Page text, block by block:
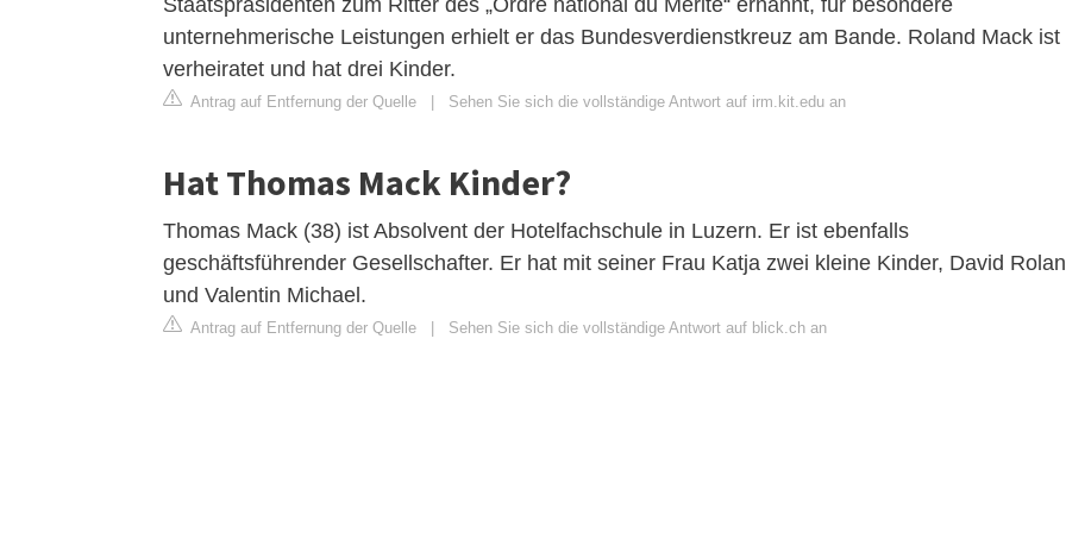
unternehmerische Leistungen erhielt er das Bundesverdienstkreuz am Bande. Roland Mack ist
verheiratet und hat drei Kinder.
Antrag auf Entfernung der Quelle | Sehen Sie sich die vollständige Antwort auf irm.kit.edu an
Hat Thomas Mack Kinder?
Thomas Mack (38) ist Absolvent der Hotelfachschule in Luzern. Er ist ebenfalls
geschäftsführender Gesellschafter. Er hat mit seiner Frau Katja zwei kleine Kinder, David
und Valentin Michael.
Antrag auf Entfernung der Quelle | Sehen Sie sich die vollständige Antwort auf blick.ch an